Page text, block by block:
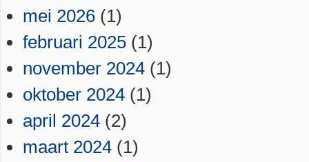
mei 2026 (1)
februari 2025 (1)
november 2024 (1)
oktober 2024 (1)
april 2024 (2)
maart 2024 (1)